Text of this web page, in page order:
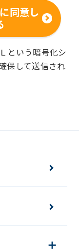
ます。
情報は、以
す。また、
、または
況の確認の
の立案・開
ト情報を含
同意し
という暗号化シ
保して送信され